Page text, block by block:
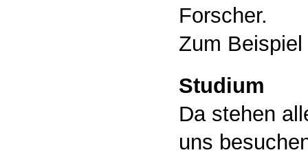
Forscher.
Zum
Studium
Da stehen
uns